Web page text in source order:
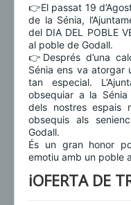
👉El passat 19
de la Sénia,
del DIA DEL POBLE
al poble de Godall.
👉Després d’una
Sénia ens va atorgar
tan especial.
obsequiar a la Sénia
dels nostres espais
obsequis als
Godall.
És un gran honor
emotiu amb un poble
ℹ️OFERTA DE